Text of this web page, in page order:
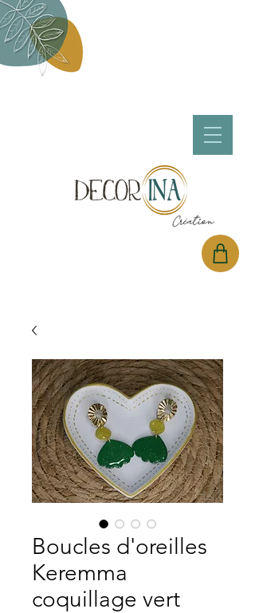
Boucles d'oreilles
Keremma
coquillage vert